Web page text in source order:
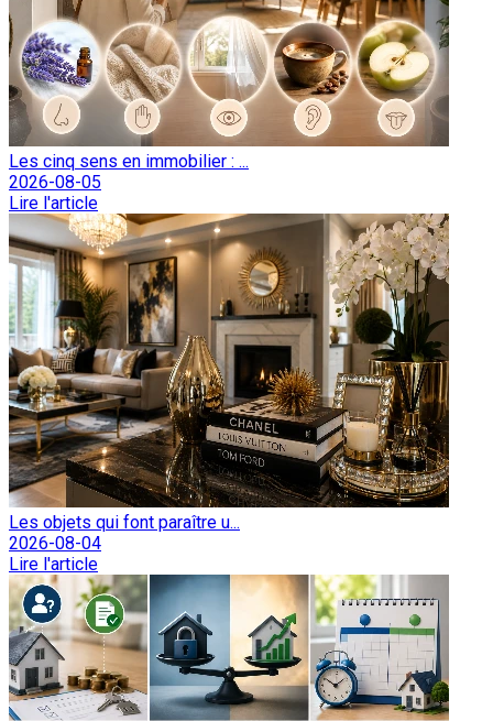
Les cinq sens en immobilier : ...
2026-08-05
Lire l'article
Les objets qui font paraître u...
2026-08-04
Lire l'article